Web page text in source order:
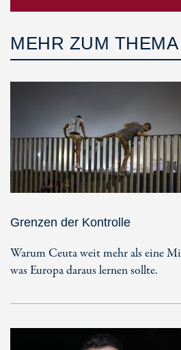
MEHR ZUM THEMA
Grenzen der Kontrolle
Warum Ceuta weit mehr als eine
was Europa daraus lernen sollte.